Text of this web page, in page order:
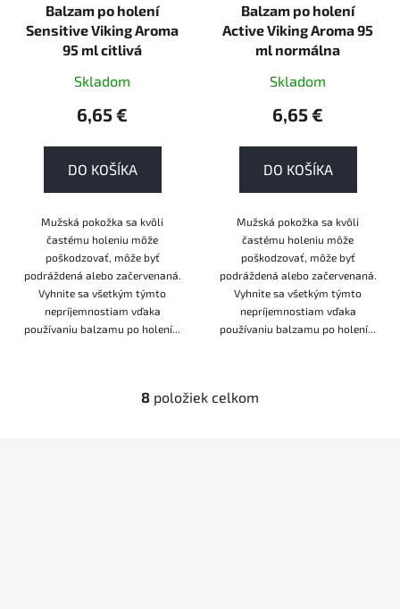
Balzam po holení
Sensitive Viking Aroma
95 ml citlivá
Skladom
6,65 €
DO KOŠÍKA
Mužská pokožka sa kvôli
častému holeniu môže
poškodzovať, môže byť
podráždená alebo začervenaná.
Vyhnite sa všetkým týmto
nepríjemnostiam vďaka
používaniu balzamu po holení...
Balzam po holení
Active Viking Aroma 95
ml normálna
Skladom
6,65 €
DO KOŠÍKA
Mužská pokožka sa kvôli
častému holeniu môže
poškodzovať, môže byť
podráždená alebo začervenaná.
Vyhnite sa všetkým týmto
nepríjemnostiam vďaka
používaniu balzamu po holení...
O
8 položiek celkom